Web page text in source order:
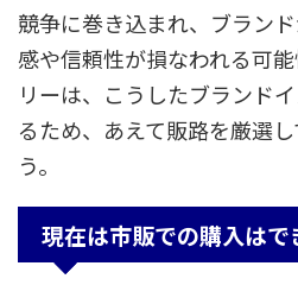
競争に巻き込まれ、ブラン
感や信頼性が損なわれる可
リーは、こうしたブランド
るため、あえて販路を厳選
う。
現在は市販での購入はで